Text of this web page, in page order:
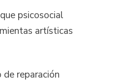
psicosocial
artísticas
reparación